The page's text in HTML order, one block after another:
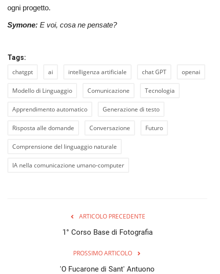
ogni progetto.
Symone: E voi, cosa ne pensate?
Tags:
chatgpt ai intelligenza artificiale chat GPT openai
Modello di Linguaggio Comunicazione Tecnologia
Apprendimento automatico Generazione di testo
Risposta alle domande Conversazione Futuro
Comprensione del linguaggio naturale
IA nella comunicazione umano-computer
ARTICOLO PRECEDENTE
1° Corso Base di Fotografia
PROSSIMO ARTICOLO
'O Fucarone di Sant' Antuono